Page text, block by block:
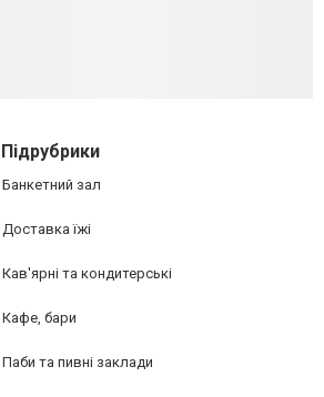
Підрубрики
Банкетний зал
Доставка їжі
Кав'ярні та кондитерські
Кафе, бари
Паби та пивні заклади